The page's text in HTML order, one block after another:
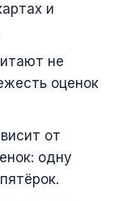
и
не
оценок
от
одну